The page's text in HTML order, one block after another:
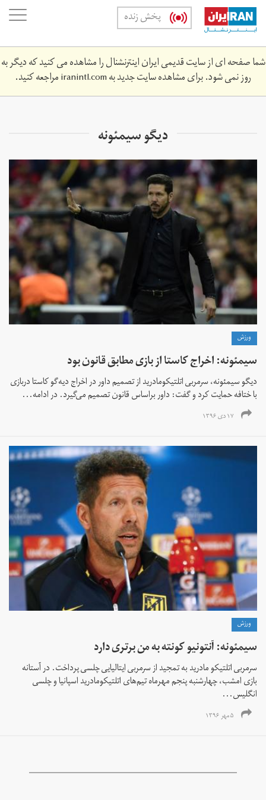
Skip
main
content
پخش زنده
شما صفحه ای از سایت قدیمی ایران اینترنشنال را مشاهده می کنید که دیگر به
روز نمی شود. برای مشاهده سایت جدید بهiranintl.comمراجعه کنید.
دیگو سیمئونه
ورزش
سیمئونه: اخراج کاستا از بازی مطابق قانون بود
دیگو سیمئونه، سرمربی اتلتیکومادرید از تصمیم داور در اخراج دیه‌گو کاستا دربازی
با ختافه حمایت کرد و گفت: داور براساس قانون تصمیم می‌گیرد. در ادامه...
۱۷ دی ۱۳۹۶
ورزش
سیمئونه: آنتونیو کونته به من برتری دارد
سرمربی اتلتیکو مادرید به تمجید از سرمربی ایتالیایی چلسی پرداخت. در آستانه
بازی امشب، چهارشنبه پنجم مهرماه تیم‌های اتلتیکومادرید اسپانیا و چلسی
انگلیس...
۵ مهر ۱۳۹۶